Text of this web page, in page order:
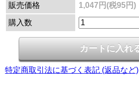
販売価格 1,047円(税95円)
購入数
特定商取引法に基づく表記 (返品など)